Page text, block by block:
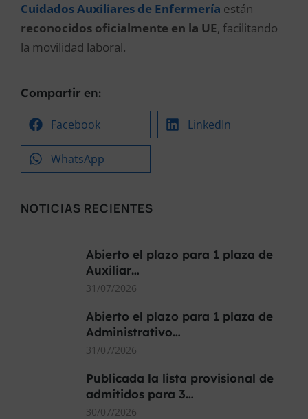
Cuidados Auxiliares de Enfermería están
reconocidos oficialmente en la UE, facilitando
la movilidad laboral.
Compartir en:
Facebook LinkedIn
WhatsApp
NOTICIAS RECIENTES
Abierto el plazo para 1 plaza de
Auxiliar…
31/07/2026
Abierto el plazo para 1 plaza de
Administrativo…
31/07/2026
Publicada la lista provisional de
admitidos para 3…
30/07/2026